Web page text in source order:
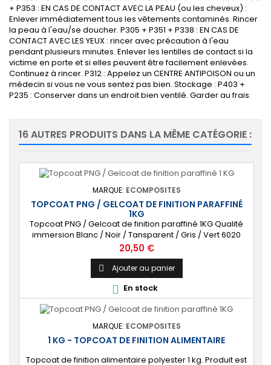
+ P353 : EN CAS DE CONTACT AVEC LA PEAU (ou les cheveux) :
Enlever immédiatement tous les vêtements contaminés. Rincer
la peau à l'eau/se doucher. P305 + P351 + P338 : EN CAS DE
CONTACT AVEC LES YEUX : rincer avec précaution à l'eau
pendant plusieurs minutes. Enlever les lentilles de contact si la
victime en porte et si elles peuvent être facilement enlevées.
Continuez à rincer. P312 : Appelez un CENTRE ANTIPOISON ou un
médecin si vous ne vous sentez pas bien. Stockage : P403 +
P235 : Conserver dans un endroit bien ventilé. Garder au frais.
16 AUTRES PRODUITS DANS LA MÊME CATÉGORIE :
MARQUE: ECOMPOSITES
TOPCOAT PNG / GELCOAT DE FINITION PARAFFINÉ
1KG
Topcoat PNG / Gelcoat de finition paraffiné 1KG Qualité
immersion Blanc / Noir / Tansparent / Gris / Vert 6020
Livré avec Catalyseur (2cl)
Prix
20,50 €
 Ajouter au panier
 En stock
MARQUE: ECOMPOSITES
1 KG - TOPCOAT DE FINITION ALIMENTAIRE
Topcoat de finition alimentaire polyester 1 kg. Produit est